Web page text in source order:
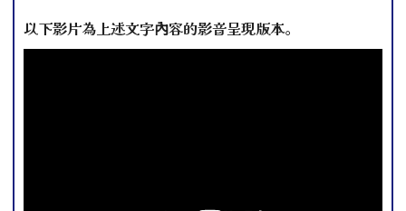
以下影片為上述文字內容的影音呈現版本。